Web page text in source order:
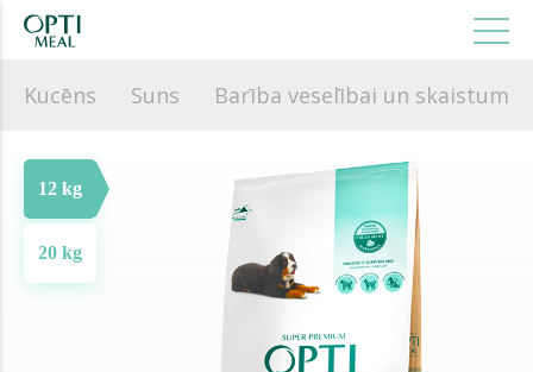
Kucēns Suns Barība veselībai un
12 kg
20 kg